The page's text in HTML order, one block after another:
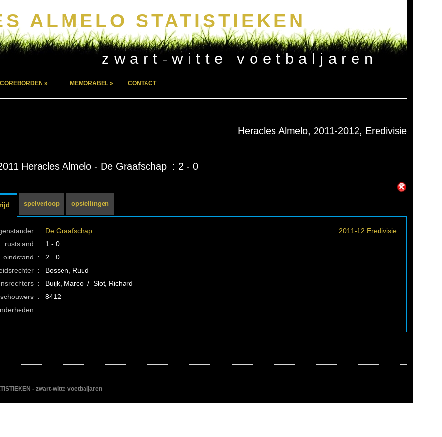
ALMELO STATISTIEKEN
zwart-witte voetbaljaren
» MEMORABEL » CONTACT
Heracles Almelo, 2011-2012, Eredivisie
Heracles Almelo - De Graafschap : 2 - 0
spelverloop opstellingen
: De Graafschap
2011-12 Eredivisie
ruststand
:
1 - 0
eindstand
:
2 - 0
:
Bossen, Ruud
:
Buijk, Marco / Slot, Richard
:
8412
:
- zwart-witte voetbaljaren